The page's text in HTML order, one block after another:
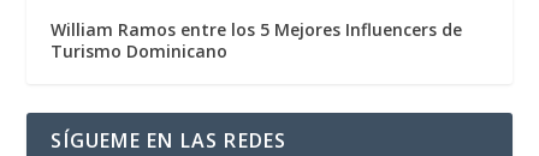
William Ramos entre los 5 Mejores Influencers de
Turismo Dominicano
SÍGUEME EN LAS REDES